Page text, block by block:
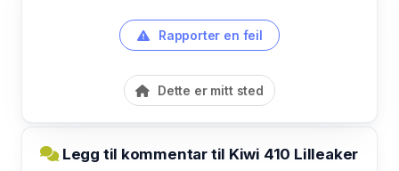
Rapporter en feil
Dette er mitt sted
Legg til kommentar til Kiwi 410 Lilleaker